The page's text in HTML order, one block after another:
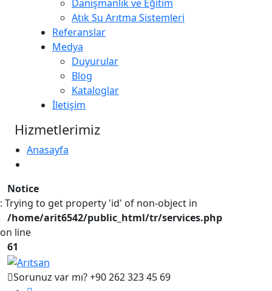
Danışmanlık ve Eğitim
Atık Su Arıtma Sistemleri
Referanslar
Medya
Duyurular
Blog
Kataloglar
İletişim
Hizmetlerimiz
Anasayfa
Notice
: Trying to get property 'id' of non-object in
/home/arit6542/public_html/tr/services.php
on line
61
Sorunuz var mı?+90 262 323 45 69